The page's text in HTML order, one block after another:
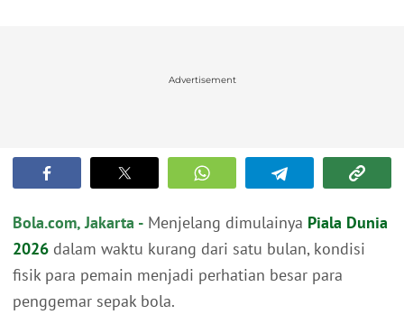
Advertisement
Bola.com, Jakarta - Menjelang dimulainya Piala Dunia
2026 dalam waktu kurang dari satu bulan, kondisi
fisik para pemain menjadi perhatian besar para
penggemar sepak bola.